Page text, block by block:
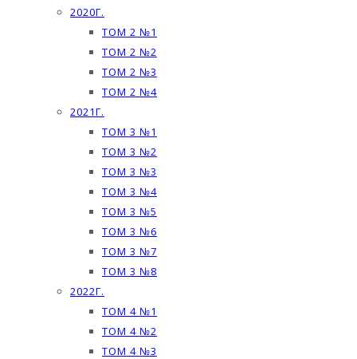
2020Г.
ТОМ 2 №1
ТОМ 2 №2
ТОМ 2 №3
ТОМ 2 №4
2021Г.
ТОМ 3 №1
ТОМ 3 №2
ТОМ 3 №3
ТОМ 3 №4
ТОМ 3 №5
ТОМ 3 №6
ТОМ 3 №7
ТОМ 3 №8
2022Г.
ТОМ 4 №1
ТОМ 4 №2
ТОМ 4 №3